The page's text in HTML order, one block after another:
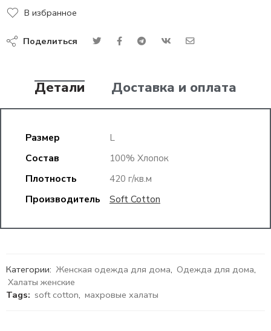
В избранное
Поделиться
Детали Доставка и оплата
Размер
L
Состав
100% Хлопок
Плотность
420 г/кв.м
Производитель
Soft Cotton
Категории: Женская одежда для дома, Одежда для дома,
Халаты женские
Tags: soft cotton, махровые халаты